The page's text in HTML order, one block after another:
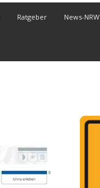
Ratgeber News-NRW